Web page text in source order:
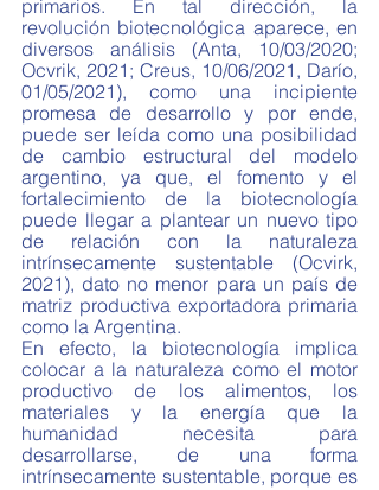
primarios. En tal dirección, la
revolución biotecnológica aparece, en
diversos análisis (Anta, 10/03/2020;
Ocvrik, 2021; Creus, 10/06/2021, Darío,
01/05/2021), como una incipiente
promesa de desarrollo y por ende,
puede ser leída como una posibilidad
de cambio estructural del modelo
argentino, ya que, el fomento y el
fortalecimiento de la biotecnología
puede llegar a plantear un nuevo tipo
de relación con la naturaleza
intrínsecamente sustentable (Ocvirk,
2021), dato no menor para un país de
matriz productiva exportadora primaria
como la Argentina.
En efecto, la biotecnología implica
colocar a la naturaleza como el motor
productivo de los alimentos, los
materiales y la energía que la
humanidad necesita para
desarrollarse, de una forma
intrínsecamente sustentable, porque es